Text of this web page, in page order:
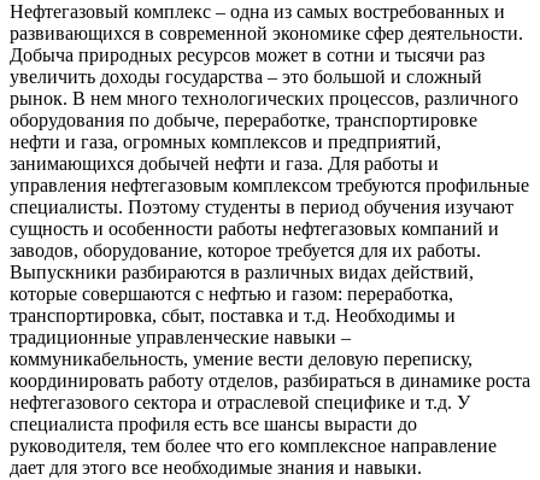
Нефтегазовый комплекс – одна из самых востребованных и
развивающихся в современной экономике сфер деятельности.
Добыча природных ресурсов может в сотни и тысячи раз
увеличить доходы государства – это большой и сложный
рынок. В нем много технологических процессов, различного
оборудования по добыче, переработке, транспортировке
нефти и газа, огромных комплексов и предприятий,
занимающихся добычей нефти и газа. Для работы и
управления нефтегазовым комплексом требуются профильные
специалисты. Поэтому студенты в период обучения изучают
сущность и особенности работы нефтегазовых компаний и
заводов, оборудование, которое требуется для их работы.
Выпускники разбираются в различных видах действий,
которые совершаются с нефтью и газом: переработка,
транспортировка, сбыт, поставка и т.д. Необходимы и
традиционные управленческие навыки –
коммуникабельность, умение вести деловую переписку,
координировать работу отделов, разбираться в динамике роста
нефтегазового сектора и отраслевой специфике и т.д. У
специалиста профиля есть все шансы вырасти до
руководителя, тем более что его комплексное направление
дает для этого все необходимые знания и навыки.